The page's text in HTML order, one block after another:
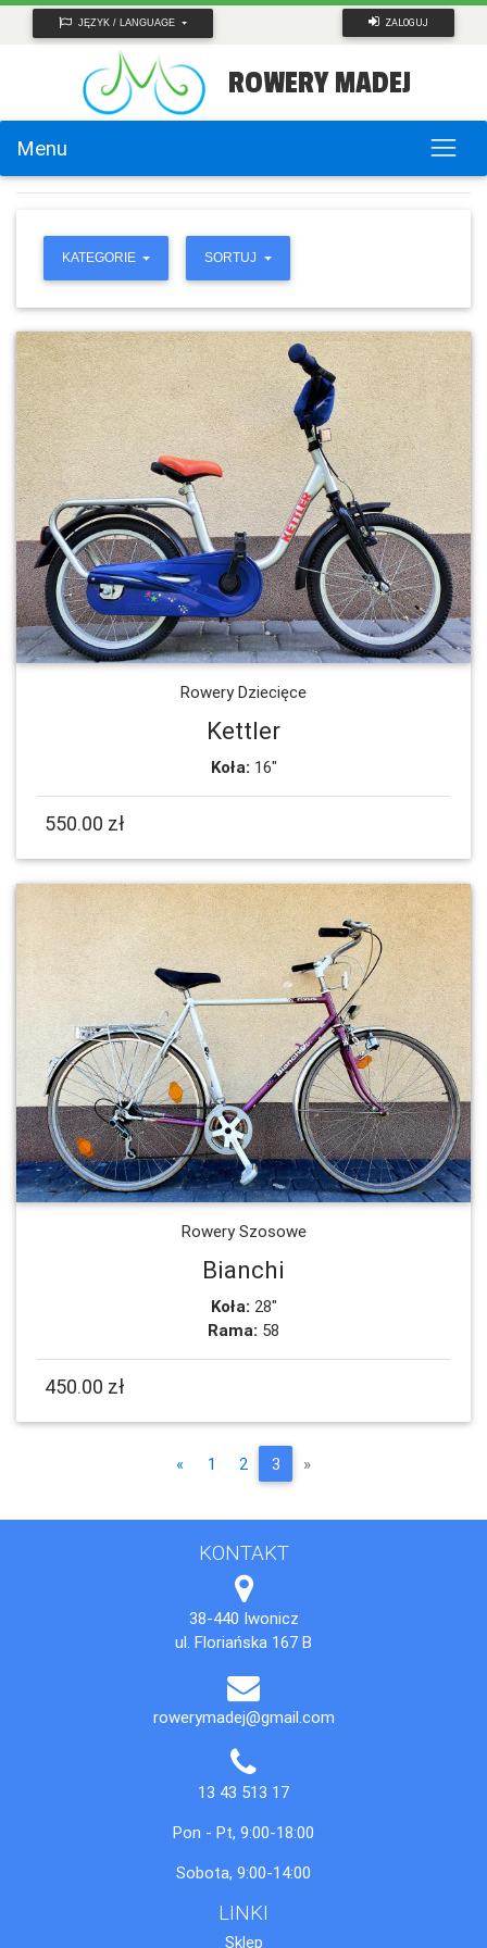
JĘZYK / LANGUAGE ZALOGUJ
ROWERY MADEJ
Menu
KATEGORIE SORTUJ
Rowery Dziecięce
Kettler
Koła: 16"
550.00 zł
Rowery Szosowe
Bianchi
Koła: 28"
Rama: 58
450.00 zł
«Poprzednia
1 2 3 »Następna
KONTAKT
38-440 Iwonicz
ul. Floriańska 167 B
rowerymadej@gmail.com
13 43 513 17
Pon - Pt, 9:00-18:00
Sobota, 9:00-14:00
LINKI
Sklep